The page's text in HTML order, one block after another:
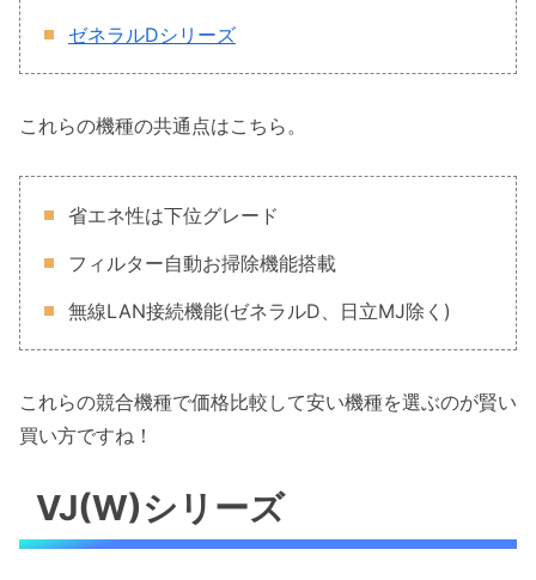
ゼネラルDシリーズ
これらの機種の共通点はこちら。
省エネ性は下位グレード
フィルター自動お掃除機能搭載
無線LAN接続機能(ゼネラルD、日立MJ除く)
これらの競合機種で価格比較して安い機種を選ぶのが賢い
買い方ですね！
VJ(W)シリーズ